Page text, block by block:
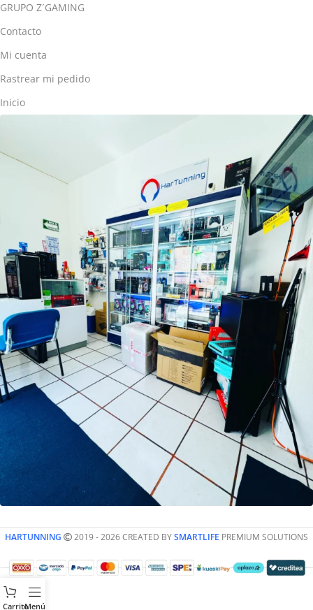
GRUPO Z´GAMING
Contacto
Mi cuenta
Rastrear mi pedido
Inicio
HARTUNNING 2019 - 2026 CREATED BYSMARTLIFE PREMIUM SOLUTIONS
CarritoMenú